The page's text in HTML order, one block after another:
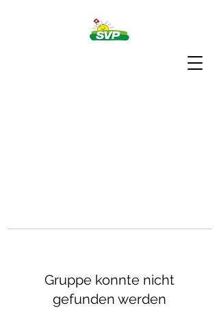
Gruppe konnte nicht
gefunden werden